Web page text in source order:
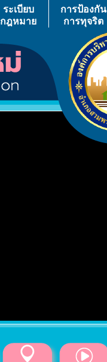
ระเบียบ
กฎหมาย
การป้องกัน
การทุจริต